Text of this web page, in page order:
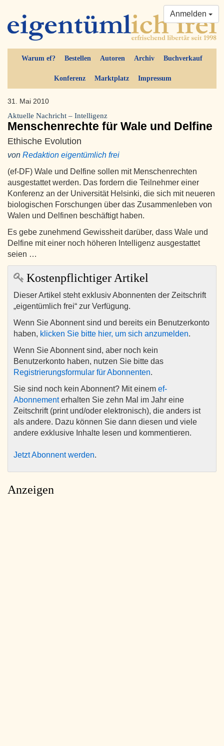
Warum ef? Bestellen Autoren Archiv Buchverkauf
Konferenz Marktplatz Impressum
Anmelden
31. Mai 2010
Aktuelle Nachricht – Intelligenz
Menschenrechte für Wale und Delfine
Ethische Evolution
von Redaktion eigentümlich frei
(ef-DF) Wale und Delfine sollen mit Menschenrechten
ausgestattet werden. Das fordern die Teilnehmer einer
Konferenz an der Universität Helsinki, die sich mit neueren
biologischen Forschungen über das Zusammenleben von
Walen und Delfinen beschäftigt haben.
Es gebe zunehmend Gewissheit darüber, dass Wale und
Delfine mit einer noch höheren Intelligenz ausgestattet
seien …
Kostenpflichtiger Artikel
Dieser Artikel steht exklusiv Abonnenten der Zeitschrift
„eigentümlich frei“ zur Verfügung.
Wenn Sie Abonnent sind und bereits ein Benutzerkonto
haben, klicken Sie bitte hier, um sich anzumelden.
Wenn Sie Abonnent sind, aber noch kein
Benutzerkonto haben, nutzen Sie bitte das
Registrierungsformular für Abonnenten.
Sie sind noch kein Abonnent? Mit einem ef-
Abonnementerhalten Sie zehn Mal im Jahr eine
Zeitschrift (print und/oder elektronisch), die anders ist
als andere. Dazu können Sie dann diesen und viele
andere exklusive Inhalte lesen und kommentieren.
Jetzt Abonnent werden.
Anzeigen